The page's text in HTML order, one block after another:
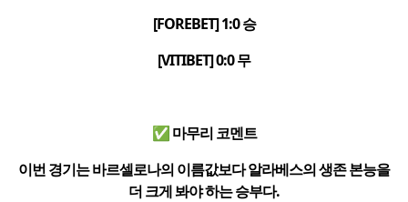
[FOREBET] 1:0 승
[VITIBET] 0:0 무
✅ 마무리 코멘트
이번 경기는 바르셀로나의 이름값보다 알라베스의 생존 본능을
더 크게 봐야 하는 승부다.